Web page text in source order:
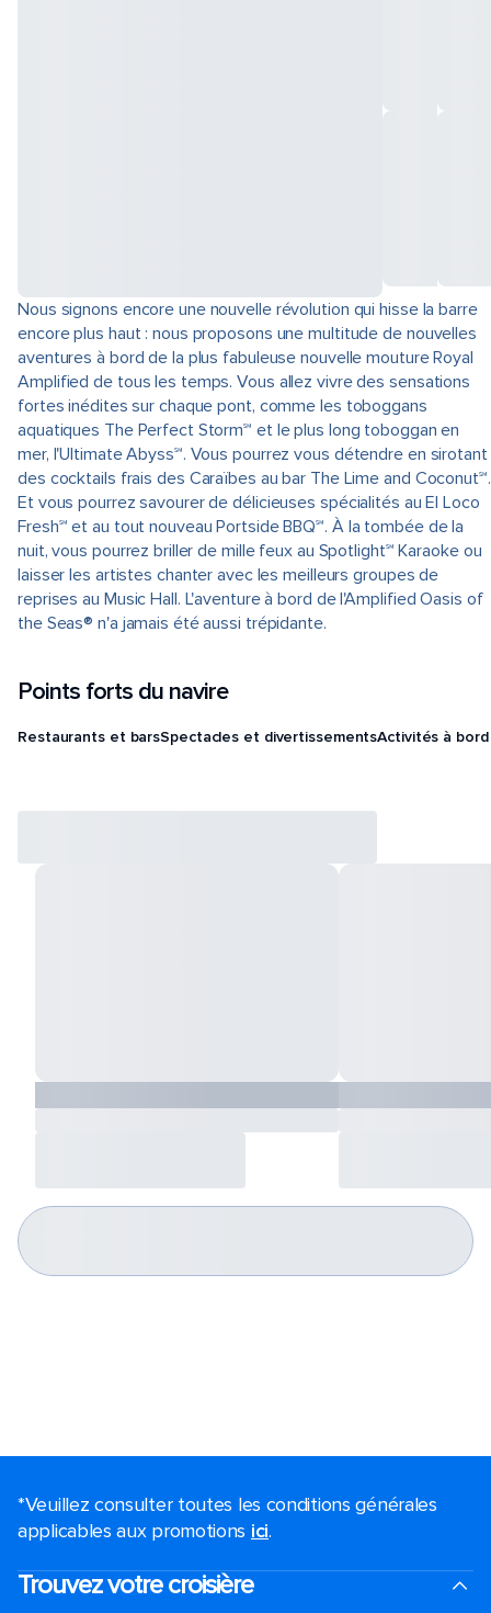
Nous signons encore une nouvelle révolution qui hisse la barre
encore plus haut : nous proposons une multitude de nouvelles
aventures à bord de la plus fabuleuse nouvelle mouture Royal
Amplified de tous les temps. Vous allez vivre des sensations
fortes inédites sur chaque pont, comme les toboggans
aquatiques The Perfect Storm℠ et le plus long toboggan en
mer, l'Ultimate Abyss℠. Vous pourrez vous détendre en sirotant
des cocktails frais des Caraïbes au bar The Lime and Coconut℠.
Et vous pourrez savourer de délicieuses spécialités au El Loco
Fresh℠ et au tout nouveau Portside BBQ℠. À la tombée de la
nuit, vous pourrez briller de mille feux au Spotlight℠ Karaoke ou
laisser les artistes chanter avec les meilleurs groupes de
reprises au Music Hall. L'aventure à bord de l'Amplified Oasis of
the Seas® n'a jamais été aussi trépidante.
Points forts du navire
Restaurants et barsSpectacles et divertissementsActivités à bord
*Veuillez consulter toutes les conditions générales
applicables aux promotions ici.
Trouvez votre croisière